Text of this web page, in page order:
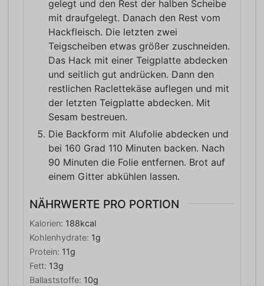
gelegt und den Rest der halben Scheibe
mit draufgelegt. Danach den Rest vom
Hackfleisch. Die letzten zwei
Teigscheiben etwas größer zuschneiden.
Das Hack mit einer Teigplatte abdecken
und seitlich gut andrücken. Dann den
restlichen Raclettekäse auflegen und mit
der letzten Teigplatte abdecken. Mit
Sesam bestreuen.
Die Backform mit Alufolie abdecken und
bei 160 Grad 110 Minuten backen. Nach
90 Minuten die Folie entfernen. Brot auf
einem Gitter abkühlen lassen.
NÄHRWERTE PRO PORTION
Kalorien: 188kcal
Kohlenhydrate: 1g
Protein: 11g
Fett: 13g
Ballaststoffe: 10g